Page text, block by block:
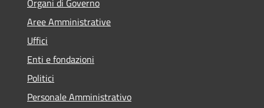
Organi di Governo
Aree Amministrative
Uffici
Enti e fondazioni
Politici
Personale Amministrativo